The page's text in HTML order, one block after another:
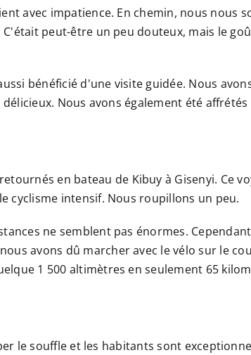
avec impatience. En chemin, nous nous
peut-être un peu douteux, mais le
bénéficié d'une visite guidée. Nous
Nous avons également été
en bateau de Kibuy à Gisenyi. Ce
cyclisme intensif. Nous roupillons un peu.
ne semblent pas énormes.
avons dû marcher avec le vélo sur le
1 500 altimètres en seulement 65
le souffle et les habitants sont